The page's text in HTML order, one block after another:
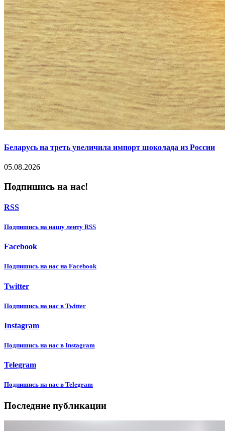
Беларусь на треть увеличила импорт шоколада из России
05.08.2026
Подпишись на нас!
RSS
Подпишиcь на нашу ленту RSS
Facebook
Подпишиcь на нас на Facebook
Twitter
Подпишиcь на нас в Twitter
Instagram
Подпишиcь на нас в Instagram
Telegram
Подпишиcь на нас в Telegram
Последние публикации